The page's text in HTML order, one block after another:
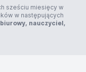
sześciu miesięcy w
w następujących
nauczyciel,